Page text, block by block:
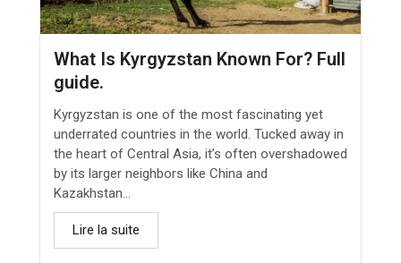
What Is Kyrgyzstan Known For? Full
guide.
Kyrgyzstan is one of the most fascinating yet
underrated countries in the world. Tucked away in
the heart of Central Asia, it’s often overshadowed
by its larger neighbors like China and
Kazakhstan...
Lire la suite